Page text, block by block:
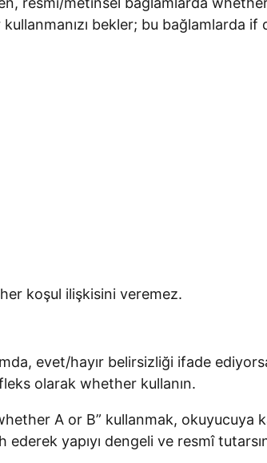
bekler; bu bağlamlarda if
koşul ilişkisini veremez.
evet/hayır belirsizliği ifade
olarak whether kullanın.
A or B” kullanmak, okuyucuya
yapıyı dengeli ve resmî